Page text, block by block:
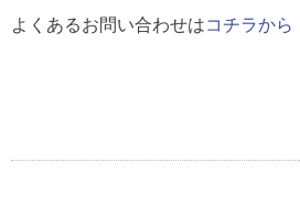
よくあるお問い合わせはコチラから